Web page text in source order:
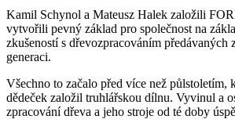
Kamil Schynol a Mateusz Halek založili
vytvořili pevný základ pro společnost na
zkušeností s dřevozpracováním předávaných
generaci.
Všechno to začalo před více než půlstoletím,
dědeček založil truhlářskou dílnu. Vyvinul a
zpracování dřeva a jeho stroje od té doby